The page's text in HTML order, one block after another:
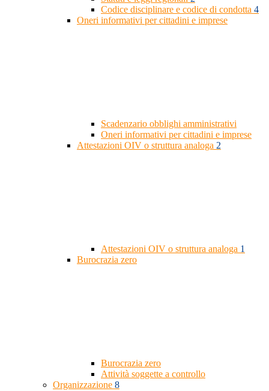
Codice disciplinare e codice di condotta 4
Oneri informativi per cittadini e imprese
Scadenzario obblighi amministrativi
Oneri informativi per cittadini e imprese
Attestazioni OIV o struttura analoga 2
Attestazioni OIV o struttura analoga 1
Burocrazia zero
Burocrazia zero
Attività soggette a controllo
Organizzazione 8